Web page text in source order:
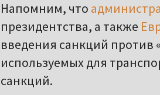
Напомним, что
президентства, а также
введения санкций против
используемых для
санкций.